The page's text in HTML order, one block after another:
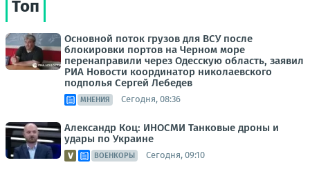
Топ
Основной поток грузов для ВСУ после
блокировки портов на Черном море
перенаправили через Одесскую область, заявил
РИА Новости координатор николаевского
подполья Сергей Лебедев
МНЕНИЯ Сегодня, 08:36
Александр Коц: ИНОСМИ Танковые дроны и
удары по Украине
ВОЕНКОРЫ Сегодня, 09:10